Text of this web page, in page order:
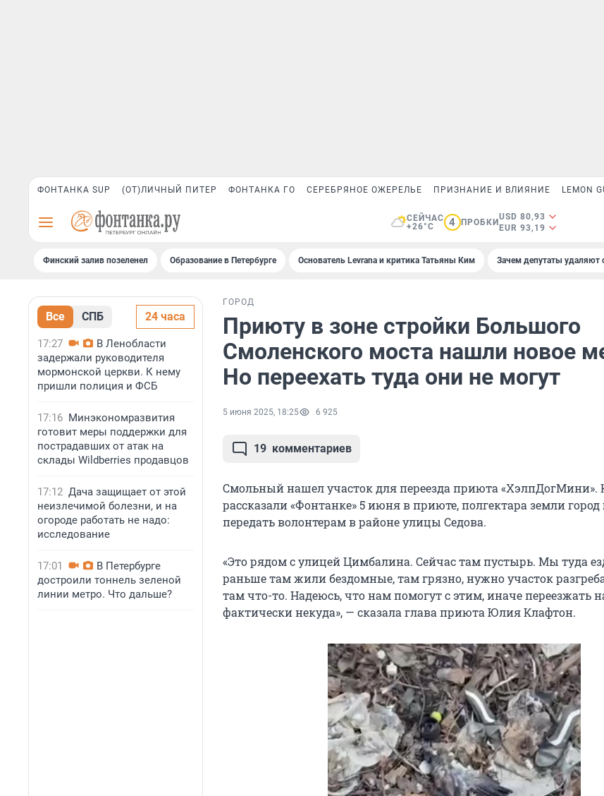
ФОНТАНКА SUP (ОТ)ЛИЧНЫЙ ПИТЕР ФОНТАНКА ГО СЕРЕБРЯНОЕ ОЖЕРЕЛЬЕ ПРИЗНАНИЕ И ВЛИЯНИЕ LEMON
СЕЙЧАС
+26°C
4 ПРОБКИ
USD 80,93
EUR 93,19
Финский залив позеленел Образование в Петербурге Основатель Levrana и критика Татьяны Ким Зачем депутаты удаляют
Все СПБ 24 часа
17:27
В Ленобласти
задержали руководителя
мормонской церкви. К нему
пришли полиция и ФСБ
17:16 Минэкономразвития
готовит меры поддержки для
пострадавших от атак на
склады Wildberries продавцов
17:12 Дача защищает от этой
неизлечимой болезни, и на
огороде работать не надо:
исследование
17:01
В Петербурге
достроили тоннель зеленой
линии метро. Что дальше?
ГОРОД
Приюту в зоне стройки Большого
Смоленского моста нашли новое
Но переехать туда они не могут
5 июня 2025, 18:25 6 925
19 комментариев
Смольный нашел участок для переезда приюта «ХэлпДогМини».
рассказали «Фонтанке» 5 июня в приюте, полгектара земли город
передать волонтерам в районе улицы Седова.
«Это рядом с улицей Цимбалина. Сейчас там пустырь. Мы туда
раньше там жили бездомные, там грязно, нужно участок
там что-то. Надеюсь, что нам помогут с этим, иначе переезжать
фактически некуда», — сказала глава приюта Юлия Клафтон.